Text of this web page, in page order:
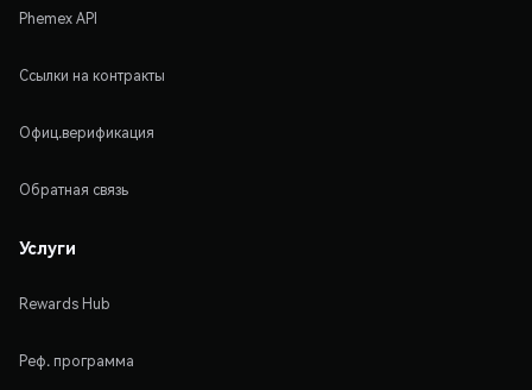
Phemex API
Ссылки на контракты
Офиц.верификация
Обратная связь
Услуги
Rewards Hub
Реф. программа